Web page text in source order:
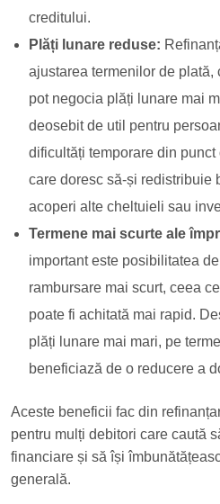
creditului.
Plăți lunare reduse:
ajustarea termenilor de plată,
pot negocia plăți lunare mai
deosebit de util pentru
dificultăți temporare din
care doresc să-și redistribuie
acoperi alte cheltuieli sau
Termene mai scurte ale
important este posibilitatea
rambursare mai scurt, ceea
poate fi achitată mai rapid.
plăți lunare mai mari, pe
beneficiază de o reducere a
Aceste beneficii fac din
pentru mulți debitori care caută
financiare și să își
generală.